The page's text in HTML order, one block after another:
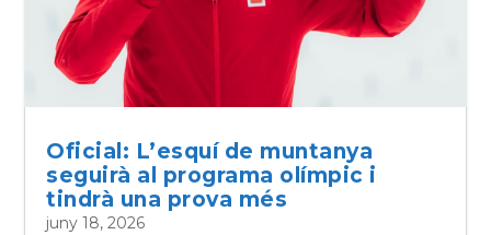
Oficial: L’esquí de muntanya
seguirà al programa olímpic i
tindrà una prova més
juny 18, 2026